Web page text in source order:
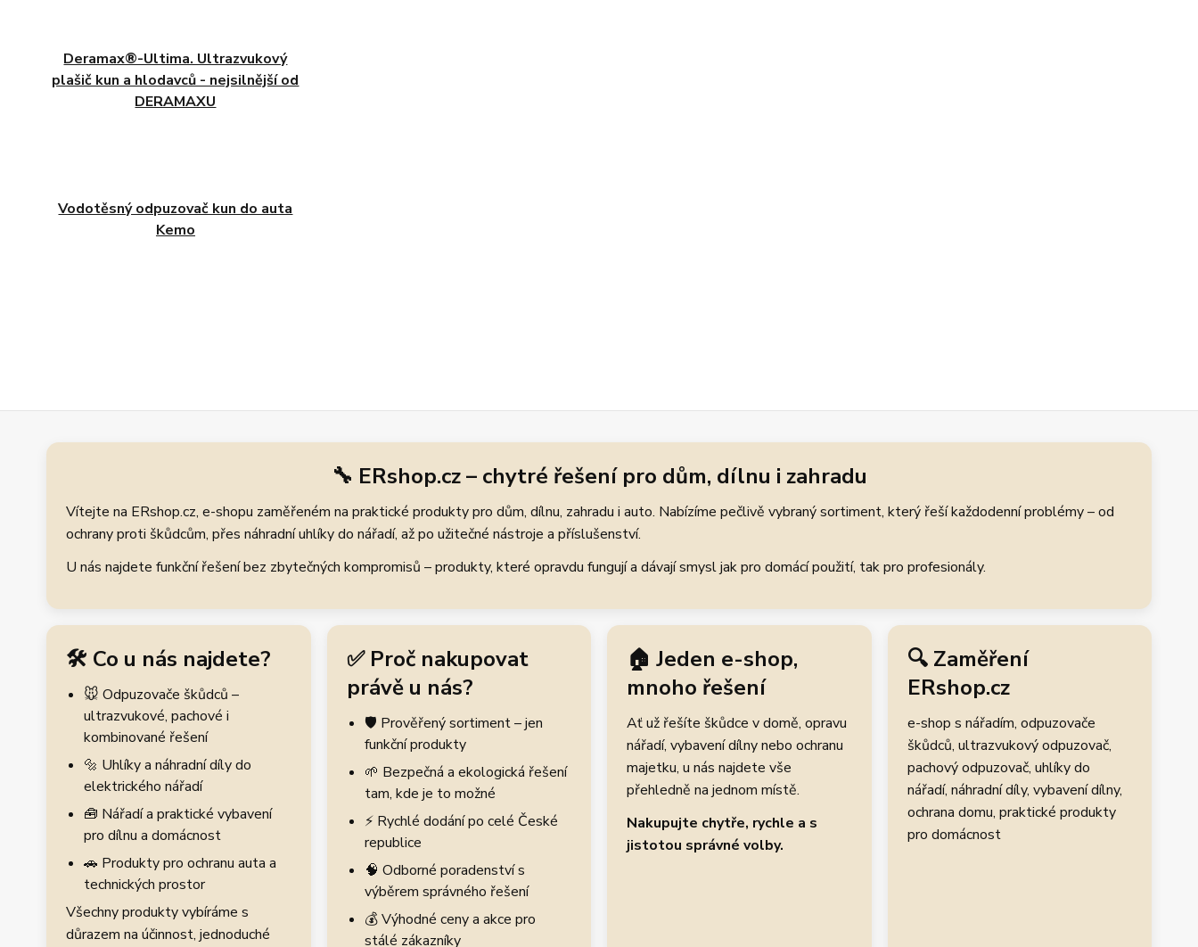
Deramax®-Ultima. Ultrazvukový
plašič kun a hlodavců - nejsilnější od
DERAMAXU
Vodotěsný odpuzovač kun do auta
Kemo
🔧 ERshop.cz – chytré řešení pro dům, dílnu i zahradu
Vítejte na ERshop.cz, e-shopu zaměřeném na praktické produkty pro dům, dílnu, zahradu i auto. Nabízíme pečlivě vybraný sortiment, který řeší každodenní problémy – od
ochrany proti škůdcům, přes náhradní uhlíky do nářadí, až po užitečné nástroje a příslušenství.
U nás najdete funkční řešení bez zbytečných kompromisů – produkty, které opravdu fungují a dávají smysl jak pro domácí použití, tak pro profesionály.
🛠️ Co u nás najdete?
🐭 Odpuzovače škůdců –
ultrazvukové, pachové i
kombinované řešení
🔩 Uhlíky a náhradní díly do
elektrického nářadí
🧰 Nářadí a praktické vybavení
pro dílnu a domácnost
🚗 Produkty pro ochranu auta a
technických prostor
Všechny produkty vybíráme s
důrazem na účinnost, jednoduché
✅ Proč nakupovat
právě u nás?
🛡️ Prověřený sortiment – jen
funkční produkty
🌱 Bezpečná a ekologická řešení
tam, kde je to možné
⚡ Rychlé dodání po celé České
republice
🧠 Odborné poradenství s
výběrem správného řešení
💰 Výhodné ceny a akce pro
stálé zákazníky
🏠 Jeden e-shop,
mnoho řešení
Ať už řešíte škůdce v domě, opravu
nářadí, vybavení dílny nebo ochranu
majetku, u nás najdete vše
přehledně na jednom místě.
Nakupujte chytře, rychle a s
jistotou správné volby.
🔍 Zaměření
ERshop.cz
e-shop s nářadím, odpuzovače
škůdců, ultrazvukový odpuzovač,
pachový odpuzovač, uhlíky do
nářadí, náhradní díly, vybavení dílny,
ochrana domu, praktické produkty
pro domácnost